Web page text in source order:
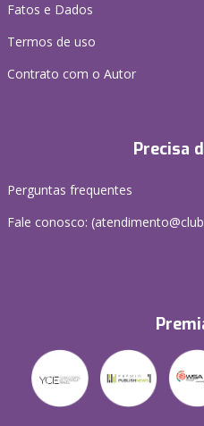
Fatos e Dados
Termos de uso
Contrato com o Autor
Precisa
Perguntas frequentes
Fale conosco: